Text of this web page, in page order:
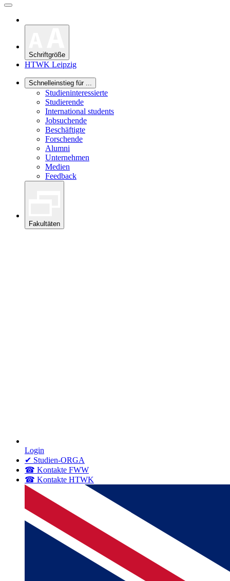
Schriftgröße
HTWK Leipzig
Schnelleinstieg für ...
Studieninteressierte
Studierende
International students
Jobsuchende
Beschäftigte
Forschende
Alumni
Unternehmen
Medien
Feedback
Fakultäten
Login
✔ Studien-ORGA
☎ Kontakte FWW
☎ Kontakte HTWK